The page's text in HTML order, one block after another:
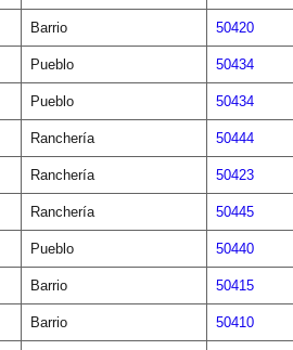
Barrio 50420
Pueblo 50434
Pueblo 50434
Ranchería 50444
Ranchería 50423
Ranchería 50445
Pueblo 50440
Barrio 50415
Barrio 50410